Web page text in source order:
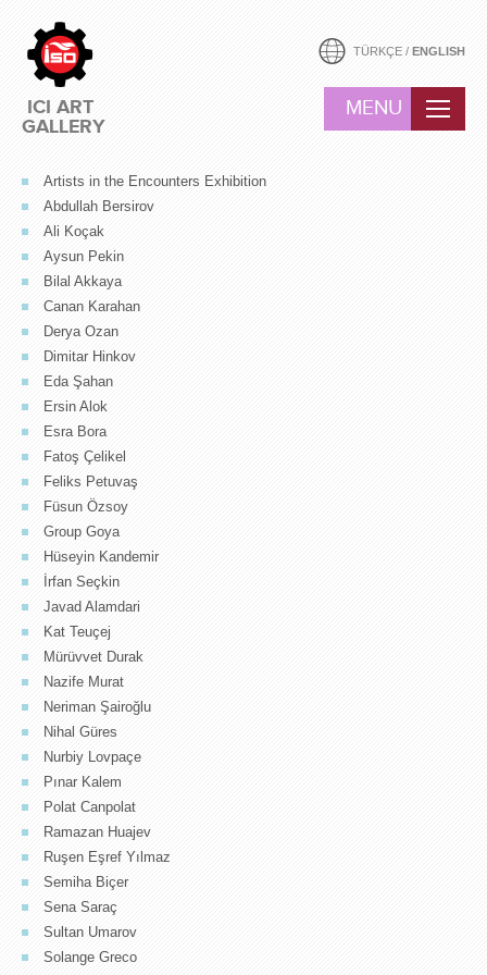
ICI ART
GALLERY
MENU
TÜRKÇE / ENGLISH
Artists in the Encounters Exhibition
Abdullah Bersirov
Ali Koçak
Aysun Pekin
Bilal Akkaya
Canan Karahan
Derya Ozan
Dimitar Hinkov
Eda Şahan
Ersin Alok
Esra Bora
Fatoş Çelikel
Feliks Petuvaş
Füsun Özsoy
Group Goya
Hüseyin Kandemir
İrfan Seçkin
Javad Alamdari
Kat Teuçej
Mürüvvet Durak
Nazife Murat
Neriman Şairoğlu
Nihal Güres
Nurbiy Lovpaçe
Pınar Kalem
Polat Canpolat
Ramazan Huajev
Ruşen Eşref Yılmaz
Semiha Biçer
Sena Saraç
Sultan Umarov
Solange Greco